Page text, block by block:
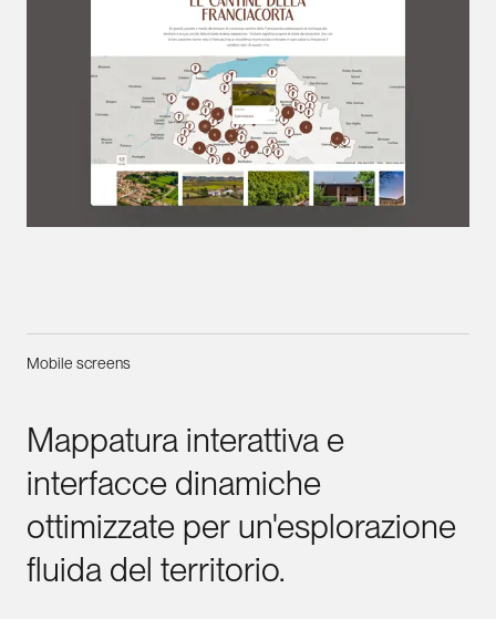
Mobile screens
Mappatura interattiva e
interfacce dinamiche
ottimizzate per un'esplorazione
fluida del territorio.